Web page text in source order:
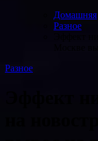
Домашняя
Разное
Разное